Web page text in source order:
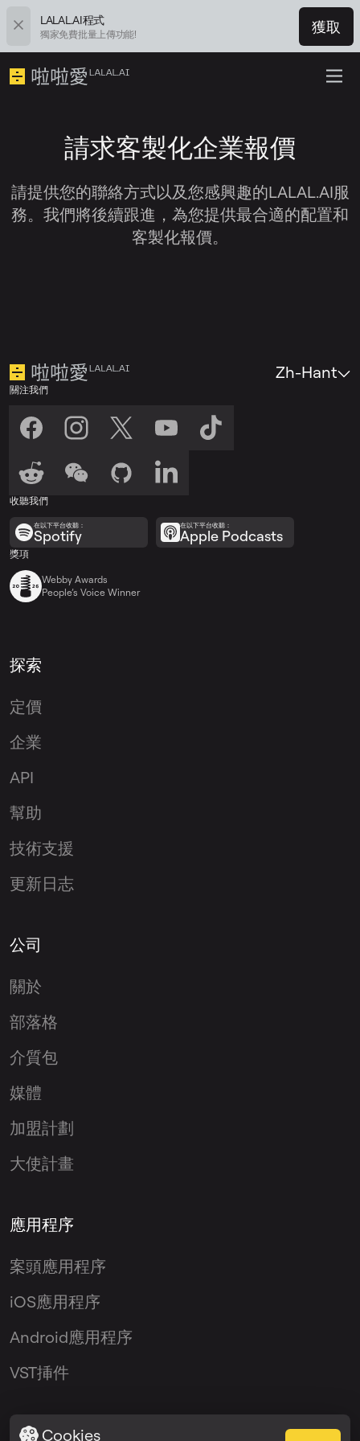
LALAL.AI程式
獨家免費批量上傳功能! 獲取
請求客製化企業報價
請提供您的聯絡方式以及您感興趣的LALAL.AI服
務。我們將後續跟進，為您提供最合適的配置和
客製化報價。
關注我們
收聽我們
在以下平台收聽：
Spotify
在以下平台收聽：
Apple Podcasts
獎項
Webby Awards
People’s Voice Winner
Zh-Hant
探索
定價
企業
API
幫助
技術支援
更新日志
公司
關於
部落格
介質包
媒體
加盟計劃
大使計畫
應用程序
案頭應用程序
iOS應用程序
Android應用程序
VST挿件
Cookies